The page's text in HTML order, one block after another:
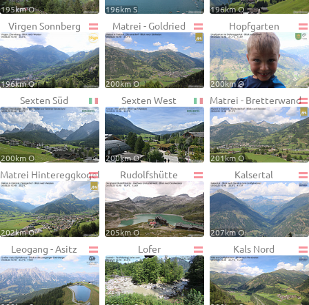
195km O 196km S 196km O
Virgen Sonnberg
196km O
Matrei - Goldried
200km O
Hopfgarten
200km O
Sexten Süd
200km O
Sexten West
200km O
Matrei - Bretterwand
201km O
Matrei Hintereggkogel
202km O
Rudolfshütte
205km O
Kalsertal
207km O
Leogang - Asitz Lofer Kals Nord